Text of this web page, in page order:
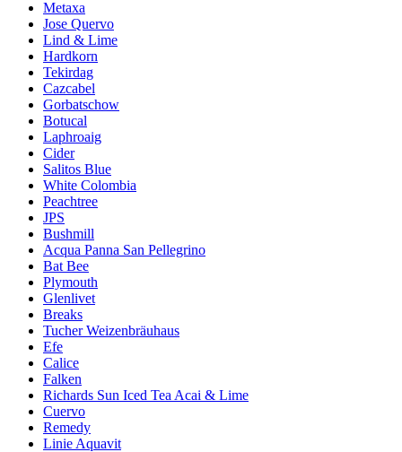
Metaxa
Jose Quervo
Lind & Lime
Hardkorn
Tekirdag
Cazcabel
Gorbatschow
Botucal
Laphroaig
Cider
Salitos Blue
White Colombia
Peachtree
JPS
Bushmill
Acqua Panna San Pellegrino
Bat Bee
Plymouth
Glenlivet
Breaks
Tucher Weizenbräuhaus
Efe
Calice
Falken
Richards Sun Iced Tea Acai & Lime
Cuervo
Remedy
Linie Aquavit